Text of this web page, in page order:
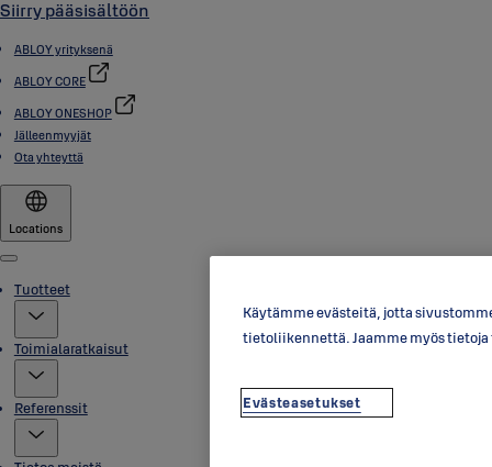
Siirry pääsisältöön
ABLOY yrityksenä
ABLOY CORE
ABLOY ONESHOP
Jälleenmyyjät
Ota yhteyttä
Locations
Menu
Tuotteet
Toimialaratkaisut
Referenssit
Käytämme evästeitä, jotta
tietoliikennettä. Jaamme myös
Evästeasetukset